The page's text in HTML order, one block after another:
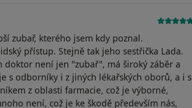
zubař, kterého jsem kdy poznal.
přístup. Stejně tak jeho sestřička Lada.
doktor není jen "zubař", má široký záběr a
s odborníky i z jiných lékařských oborů, a i s
z oblasti farmacie, což je výborné,
není, což je ke škodě především nás,